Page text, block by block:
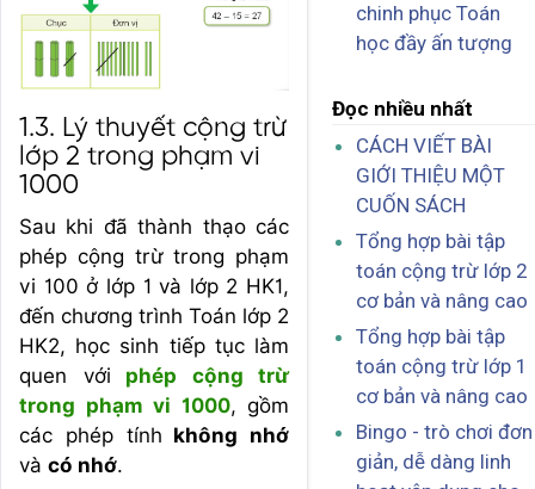
1.3. Lý thuyết cộng trừ
lớp 2 trong phạm vi
1000
Sau khi đã thành thạo các
phép cộng trừ trong phạm
vi 100 ở lớp 1 và lớp 2 HK1,
đến chương trình Toán lớp 2
HK2, học sinh tiếp tục làm
quen với phép cộng trừ
trong phạm vi 1000, gồm
các phép tính không nhớ
và có nhớ.
chinh phục Toán
học đầy ấn tượng
Đọc nhiều nhất
CÁCH VIẾT BÀI
GIỚI THIỆU MỘT
CUỐN SÁCH
Tổng hợp bài tập
toán cộng trừ lớp 2
cơ bản và nâng cao
Tổng hợp bài tập
toán cộng trừ lớp 1
cơ bản và nâng cao
Bingo - trò chơi đơn
giản, dễ dàng linh